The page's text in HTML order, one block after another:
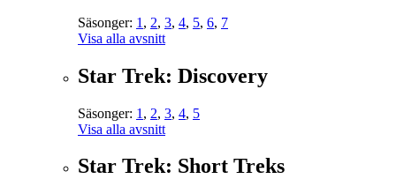
Säsonger: 1 , 2, 3, 4, 5, 6, 7
Visa alla avsnitt
Star Trek: Discovery
Säsonger: 1 , 2, 3, 4, 5
Visa alla avsnitt
Star Trek: Short Treks